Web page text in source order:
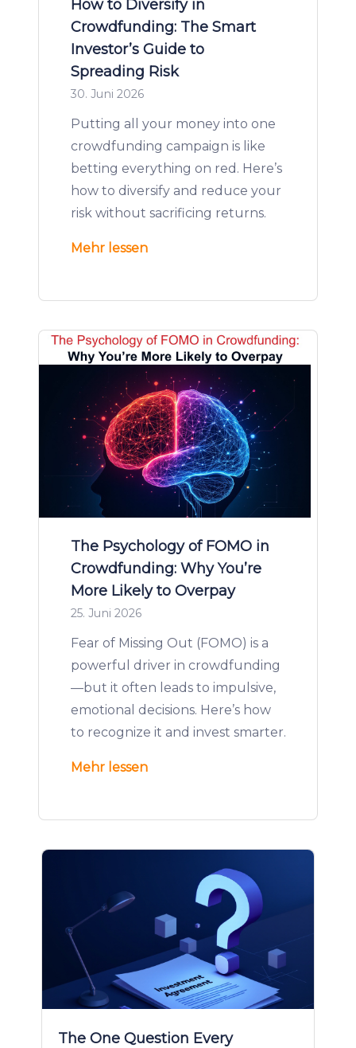
How to Diversify in
Crowdfunding: The Smart
Investor’s Guide to
Spreading Risk
30. Juni 2026
Putting all your money into one
crowdfunding campaign is like
betting everything on red. Here’s
how to diversify and reduce your
risk without sacrificing returns.
Mehr lessen
The Psychology of FOMO in
Crowdfunding: Why You’re
More Likely to Overpay
25. Juni 2026
Fear of Missing Out (FOMO) is a
powerful driver in crowdfunding
—but it often leads to impulsive,
emotional decisions. Here’s how
to recognize it and invest smarter.
Mehr lessen
The One Question Every